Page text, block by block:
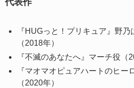
代表作
『HUGっと！プリキュア』野
（2018年）
『不滅のあなたへ』マーチ役（
『マオマオピュアハートのヒー
（2020年）